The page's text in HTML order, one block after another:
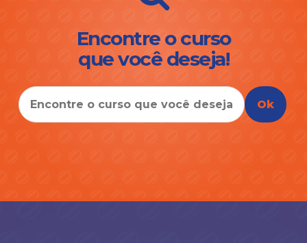
Encontre o curso
que você deseja!
Ok